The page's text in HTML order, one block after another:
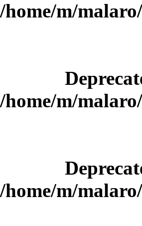
/home/m/
/home/m/
/home/m/